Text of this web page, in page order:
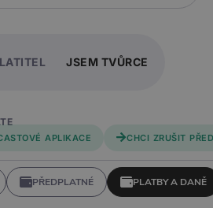
JSEM TVŮRCE
APLIKACE CHCI ZRUŠIT
PŘEDPLATNÉ PLATBY A DANĚ